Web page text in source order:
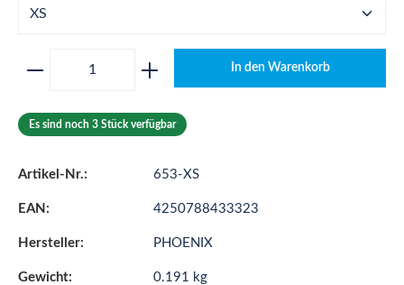
Produkt Anzahl: Gib den gewünschten
In den Warenkorb
Es sind noch 3 Stück verfügbar
Artikel-Nr.: 653-XS
EAN: 4250788433323
Hersteller: PHOENIX
Gewicht: 0.191 kg